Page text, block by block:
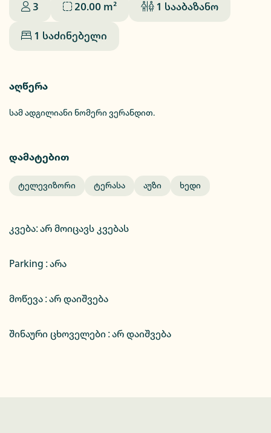
3 20.00 m² 1 სააბაზანო
1 საძინებელი
აღწერა
სამ ადგილიანი ნომერი ვერანდით.
დამატებით
Ტელევიზორი Ტერასა Აუზი Ხედი
კვება:არ მოიცავს კვებას
Parking :არა
მოწევა : არ დაიშვება
შინაური ცხოველები : არ დაიშვება